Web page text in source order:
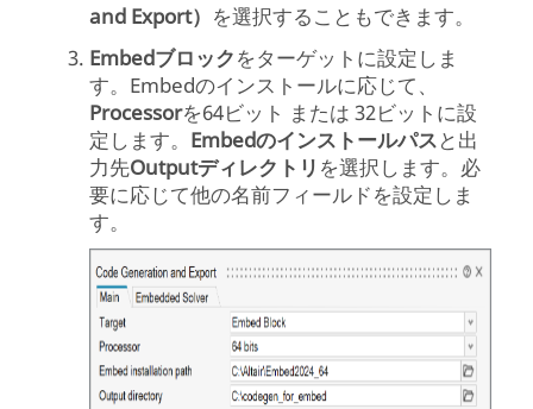
and Export） を選択することもできます。
Embedブロックをターゲット に設定しま
す。Embedのインストールに応じて、
Processorを64ビット または32ビット に設
定します。 Embedのインストールパスと出
力先Outputディレクトリ を選択します。必
要に応じて他の名前フィールドを設定しま
す。